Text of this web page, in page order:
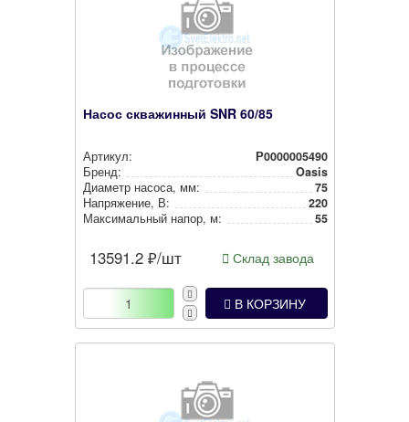
Насос скважинный SNR 60/85
Артикул:
Р0000005490
Бренд:
Oasis
Диаметр насоса, мм:
75
Нап­ря­же­ние, В:
220
Мак­си­маль­ный напор, м:
55
13591.2 ₽/шт Склад завода
В КОРЗИНУ